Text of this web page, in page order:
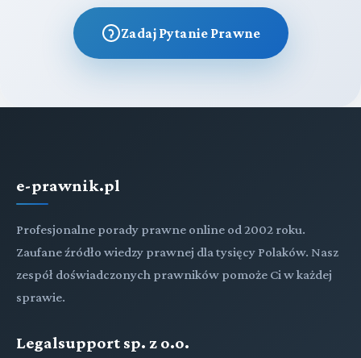
Zadaj Pytanie Prawne
e-prawnik.pl
Profesjonalne porady prawne online od 2002 roku.
Zaufane źródło wiedzy prawnej dla tysięcy Polaków. Nasz
zespół doświadczonych prawników pomoże Ci w każdej
sprawie.
Legalsupport sp. z o.o.